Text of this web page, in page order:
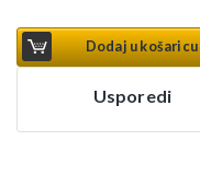
Dodaj u košaricu
Usporedi